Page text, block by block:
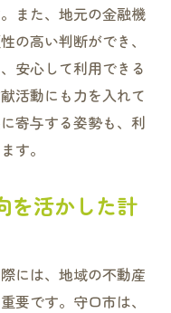
また、地元の金融機
の高い判断ができ、
安心して利用できる
活動にも力を入れて
寄与する姿勢も、利
す。
を活かした計
には、地域の不動産
要です。守口市は、